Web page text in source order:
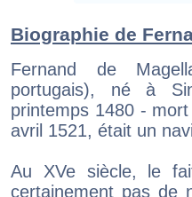
Biographie de
Fernand de
portugais), né à
printemps 1480 -
avril 1521, était un
Au XVe siècle, le
certainement pas de